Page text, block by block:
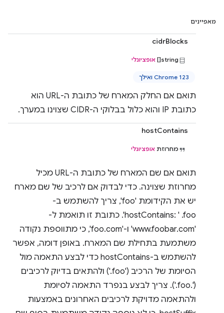
מאפיינים
cidrBlocks
string[] אופציונלי
Chrome 123 ואילך
תואם אם החלק המארח של כתובת ה-URL הוא
כתובת IP והוא כלול בבלוקי ה-CIDR שצוינו במערך.
hostContains
מחרוזת אופציונלי
תואם אם שם המארח של כתובת ה-URL מכיל
מחרוזת שצוינה. כדי לבדוק אם לרכיב של שם מארח
יש את הקידומת 'foo', צריך להשתמש ב-
hostContains: ' .foo'. כתובת זו תואמת ל-
'www.foobar.com' ו-'foo.com', כי מתווספת נקודה
משתמעת בתחילת שם המארח. באופן דומה, אפשר
להשתמש ב-hostContains כדי לבצע התאמה מול
הסיומת של הרכיב ('foo.') ולהתאים בדיוק לרכיבים
('.foo.'). צריך לבצע בנפרד התאמה לסיומת
ולהתאמה מדויקת לרכיבים האחרונים באמצעות